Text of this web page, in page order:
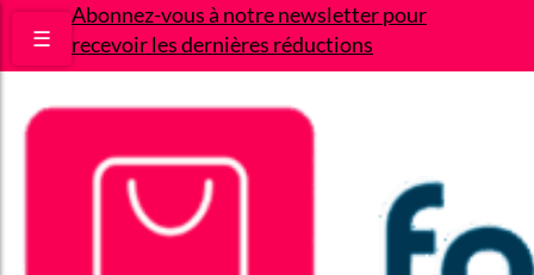
Abonnez-vous à notre newsletter pour
recevoir les dernières réductions
☰